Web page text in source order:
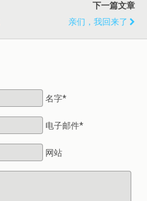
下一篇文章
亲们，我回来了
名字*
电子邮件*
网站